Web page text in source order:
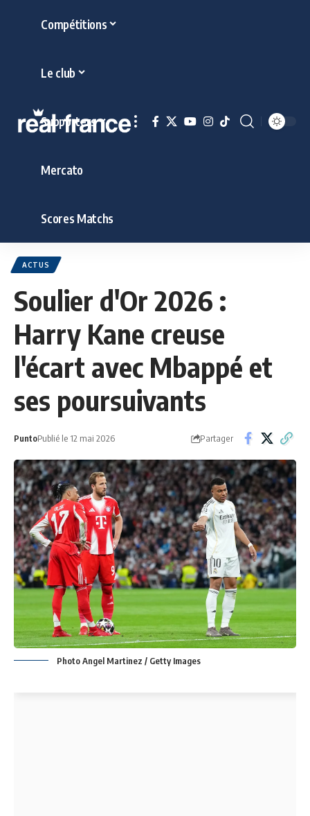
Compétitions
Le club
Supporters
Mercato
Scores Matchs
ACTUS
Soulier d'Or 2026 :
Harry Kane creuse
l'écart avec Mbappé et
ses poursuivants
PuntoPublié le 12 mai 2026 Partager
Photo Angel Martinez / Getty Images